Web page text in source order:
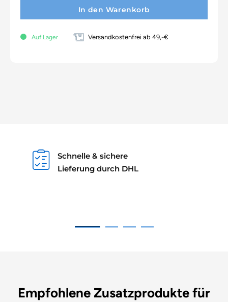
In den Warenkorb
Auf Lager Versandkostenfrei ab 49,-€
Schnelle & sichere
Lieferung durch DHL
Empfohlene Zusatzprodukte für